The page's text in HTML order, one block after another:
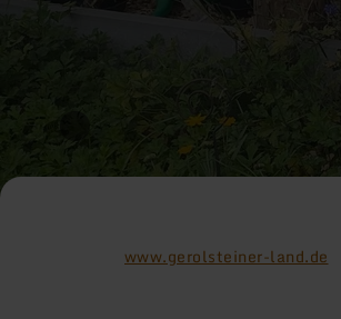
www.gerolsteiner-land.de